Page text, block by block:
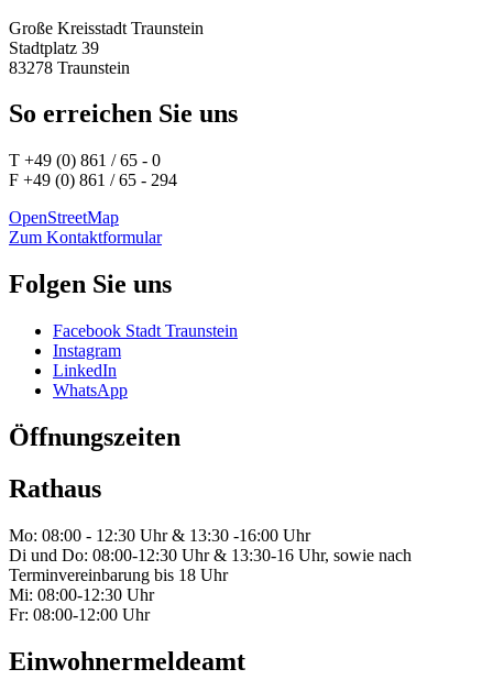
Große Kreisstadt Traunstein
Stadtplatz 39
83278 Traunstein
So erreichen Sie uns
T +49 (0) 861 / 65 - 0
F +49 (0) 861 / 65 - 294
OpenStreetMap
Zum Kontaktformular
Folgen Sie uns
Facebook Stadt Traunstein
Instagram
LinkedIn
WhatsApp
Öffnungszeiten
Rathaus
Mo: 08:00 - 12:30 Uhr & 13:30 -16:00 Uhr
Di und Do: 08:00-12:30 Uhr & 13:30-16 Uhr, sowie nach
Terminvereinbarung bis 18 Uhr
Mi: 08:00-12:30 Uhr
Fr: 08:00-12:00 Uhr
Einwohnermeldeamt